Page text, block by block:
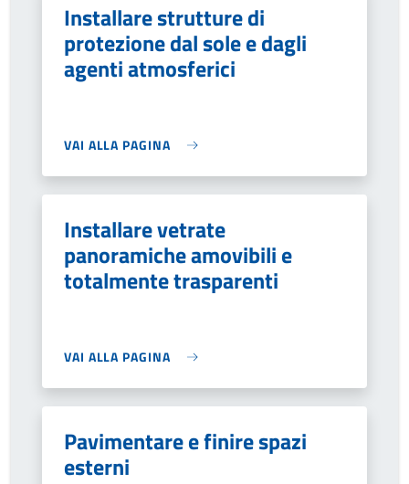
Installare strutture di
protezione dal sole e dagli
agenti atmosferici
VAI ALLA PAGINA
Installare vetrate
panoramiche amovibili e
totalmente trasparenti
VAI ALLA PAGINA
Pavimentare e finire spazi
esterni